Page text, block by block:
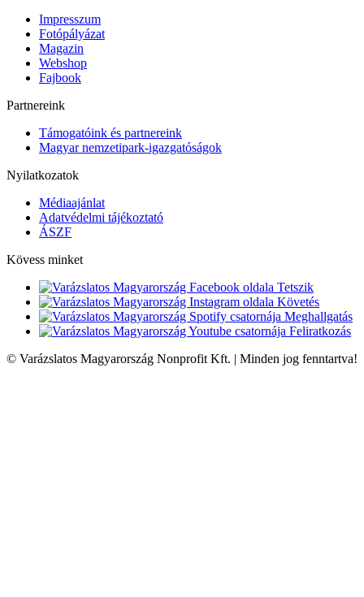
Impresszum
Fotópályázat
Magazin
Webshop
Fajbook
Partnereink
Támogatóink és partnereink
Magyar nemzetipark-igazgatóságok
Nyilatkozatok
Médiaajánlat
Adatvédelmi tájékoztató
ÁSZF
Kövess minket
Tetszik
Követés
Meghallgatás
Feliratkozás
© Varázslatos Magyarország Nonprofit Kft. | Minden jog fenntartva!